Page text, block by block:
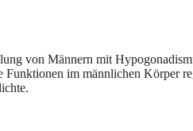
von Männern mit
im männlichen Körper